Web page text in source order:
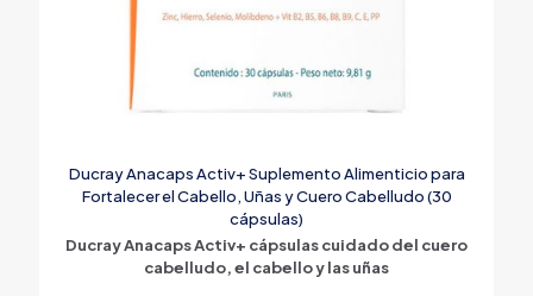
Ducray Anacaps Activ+ Suplemento Alimenticio para
Fortalecer el Cabello, Uñas y Cuero Cabelludo (30
cápsulas)
Ducray Anacaps Activ+ cápsulas cuidado del cuero
cabelludo, el cabello y las uñas